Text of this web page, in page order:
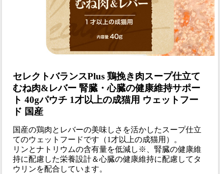
セレクトバランスPlus 鶏挽き肉スープ仕立て
むね肉&レバー 腎臓・心臓の健康維持サポー
ト 40gパウチ 1才以上の成猫用 ウェットフー
ド 国産
国産の鶏肉とレバーの美味しさを活かしたスープ仕立
てのウェットフードです（1才以上の成猫用）。
リンとナトリウムの含有量を低減し※、腎臓の健康維
持に配慮した栄養設計＆心臓の健康維持に配慮してタ
ウリンを配合しています。